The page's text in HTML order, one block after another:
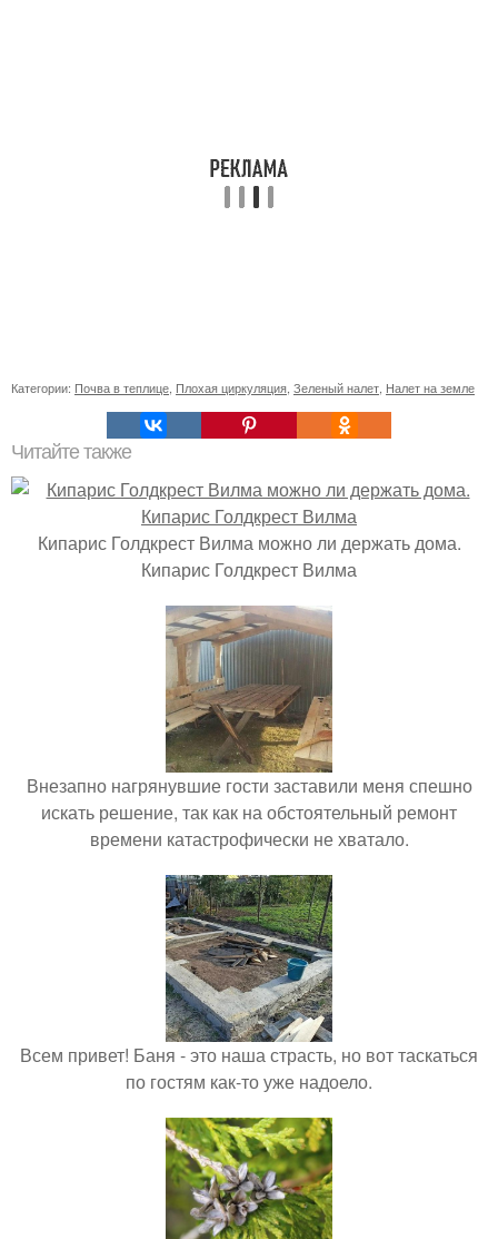
Категории: Почва в теплице Плохая циркуляция Зеленый налет Налет на земле
Читайте также
Кипарис Голдкрест Вилма можно ли держать дома.
Кипарис Голдкрест Вилма
Внезапно нагрянувшие гости заставили меня спешно
искать решение, так как на обстоятельный ремонт
времени катастрофически не хватало.
Всем привет! Баня - это наша страсть, но вот таскаться
по гостям как-то уже надоело.